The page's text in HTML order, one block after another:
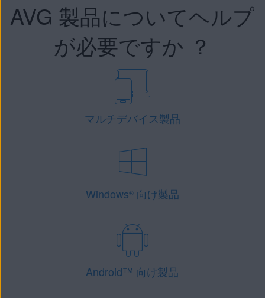
AVG 製品についてヘルプ
が必要ですか ？
マルチデバイス製品
Windows®向け製品
Android™ 向け製品